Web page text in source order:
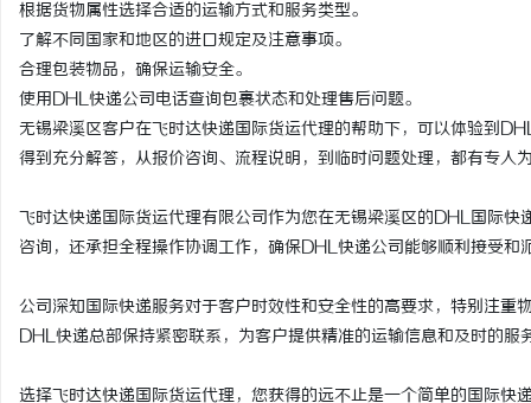
根据货物属性选择合适的运输方式和服务类型。
了解不同国家和地区的进口规定及注意事项。
合理包装物品，确保运输安全。
使用DHL快递公司电话查询包裹状态和处理售后问题。
无锡梁溪区客户在飞时达快递国际货运代理的帮助下，可以体验到
得到充分解答，从报价咨询、流程说明，到临时问题处理，都有专人
飞时达快递国际货运代理有限公司作为您在无锡梁溪区的DHL国际
咨询，还承担全程操作协调工作，确保DHL快递公司能够顺利接受和
公司深知国际快递服务对于客户时效性和安全性的高要求，特别注
DHL快递总部保持紧密联系，为客户提供精准的运输信息和及时的服
选择飞时达快递国际货运代理，您获得的远不止是一个简单的国际